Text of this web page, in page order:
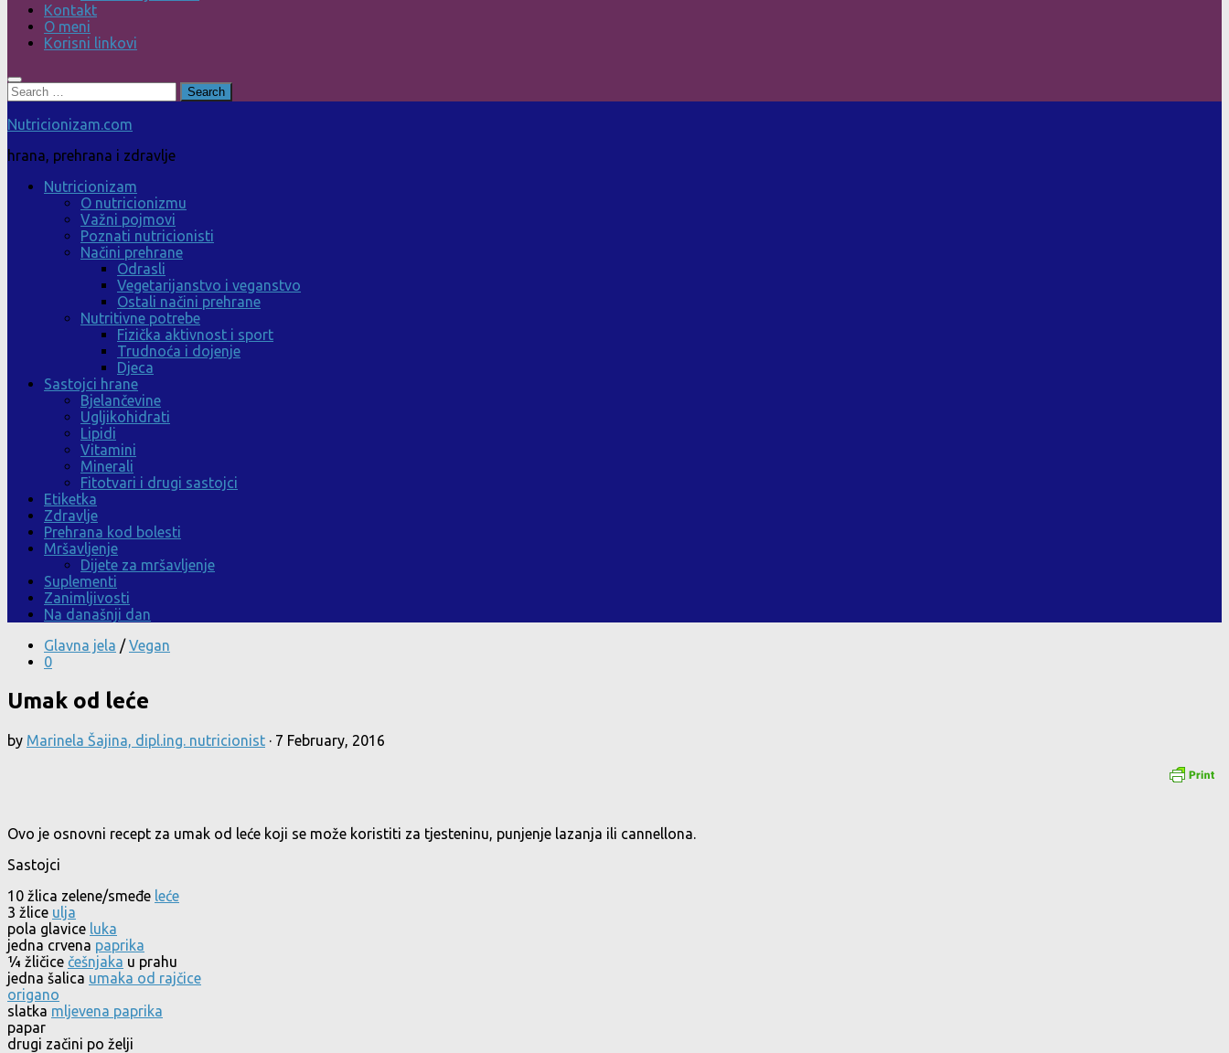
Kontakt
O meni
Korisni linkovi
Search
for:
Nutricionizam.com
hrana, prehrana i zdravlje
Nutricionizam
O nutricionizmu
Važni pojmovi
Poznati nutricionisti
Načini prehrane
Odrasli
Vegetarijanstvo i veganstvo
Ostali načini prehrane
Nutritivne potrebe
Fizička aktivnost i sport
Trudnoća i dojenje
Djeca
Sastojci hrane
Bjelančevine
Ugljikohidrati
Lipidi
Vitamini
Minerali
Fitotvari i drugi sastojci
Etiketka
Zdravlje
Prehrana kod bolesti
Mršavljenje
Dijete za mršavljenje
Suplementi
Zanimljivosti
Na današnji dan
Glavna jela / Vegan
0
Umak od leće
by Marinela Šajina, dipl.ing. nutricionist · 7 February, 2016
Ovo je osnovni recept za umak od leće koji se može koristiti za tjesteninu, punjenje lazanja ili cannellona.
Sastojci
10 žlica zelene/smeđe leće
3 žlice ulja
pola glavice luka
jedna crvena paprika
¼ žličice češnjaka u prahu
jedna šalica umaka od rajčice
origano
slatka mljevena paprika
papar
drugi začini po želji